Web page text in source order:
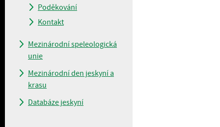
Poděkování
Kontakt
Mezinárodní speleologická
unie
Mezinárodní den jeskyní a
krasu
Databáze jeskyní